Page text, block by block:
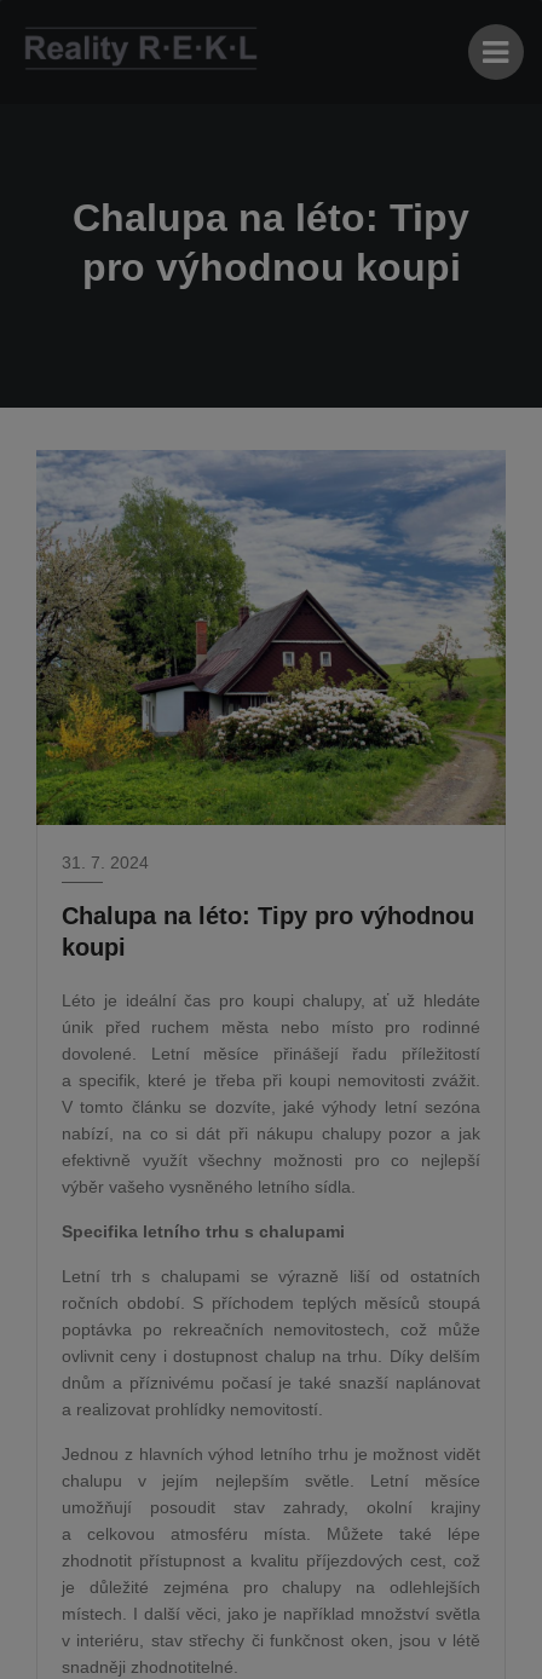
Chalupa na léto: Tipy
pro výhodnou koupi
31. 7. 2024
Chalupa na léto: Tipy pro výhodnou
koupi
Léto je ideální čas pro koupi chalupy, ať už hledáte
únik před ruchem města nebo místo pro rodinné
dovolené. Letní měsíce přinášejí řadu příležitostí
a specifik, které je třeba při koupi nemovitosti zvážit.
V tomto článku se dozvíte, jaké výhody letní sezóna
nabízí, na co si dát při nákupu chalupy pozor a jak
efektivně využít všechny možnosti pro co nejlepší
výběr vašeho vysněného letního sídla.
Specifika letního trhu s chalupami
Letní trh s chalupami se výrazně liší od ostatních
ročních období. S příchodem teplých měsíců stoupá
poptávka po rekreačních nemovitostech, což může
ovlivnit ceny i dostupnost chalup na trhu. Díky delším
dnům a příznivému počasí je také snazší naplánovat
a realizovat prohlídky nemovitostí.
Jednou z hlavních výhod letního trhu je možnost vidět
chalupu v jejím nejlepším světle. Letní měsíce
umožňují posoudit stav zahrady, okolní krajiny
a celkovou atmosféru místa. Můžete také lépe
zhodnotit přístupnost a kvalitu příjezdových cest, což
je důležité zejména pro chalupy na odlehlejších
místech. I další věci, jako je například množství světla
v interiéru, stav střechy či funkčnost oken, jsou v létě
snadněji zhodnotitelné.